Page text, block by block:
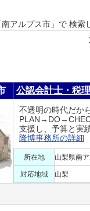
アルプス市」で 検索
1
公認会計士・税
不透明の時代だか
支援し、予算と実
隆博事務所の詳細
所在地 山梨県南
対応地域 山梨